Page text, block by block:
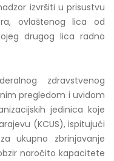
izvršiti u prisustvu
ovlaštenog lica od
drugog lica radno
zdravstvenog
pregledom i uvidom
jedinica koje
(KCUS), ispitujući
ukupno zbrinjavanje
naročito kapacitete